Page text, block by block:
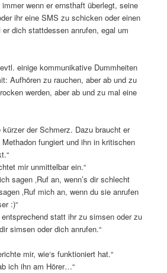
wenn er ernsthaft überlegt, seine
ihr eine SMS zu schicken oder einen
dich stattdessen anrufen, egal um
einige kommunikative Dummheiten
Aufhören zu rauchen, aber ab und zu
werden, aber ab und zu mal eine
kürzer der Schmerz. Dazu braucht er
fungiert und ihn in kritischen
mir unmittelbar ein.“
sagen ‚Ruf an, wenn’s dir schlecht
‚Ruf mich an, wenn du sie anrufen
:)“
statt ihr zu simsen oder zu
simsen oder dich anrufen.“
mir, wie‘s funktioniert hat.“
ich ihn am Hörer…“